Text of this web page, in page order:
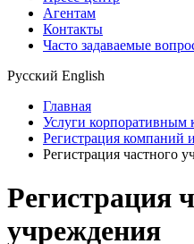
Агентам
Контакты
Часто задаваемые
Русский English
Главная
Услуги корпоративным
Регистрация компаний
Регистрация частного
Регистрация
учреждения